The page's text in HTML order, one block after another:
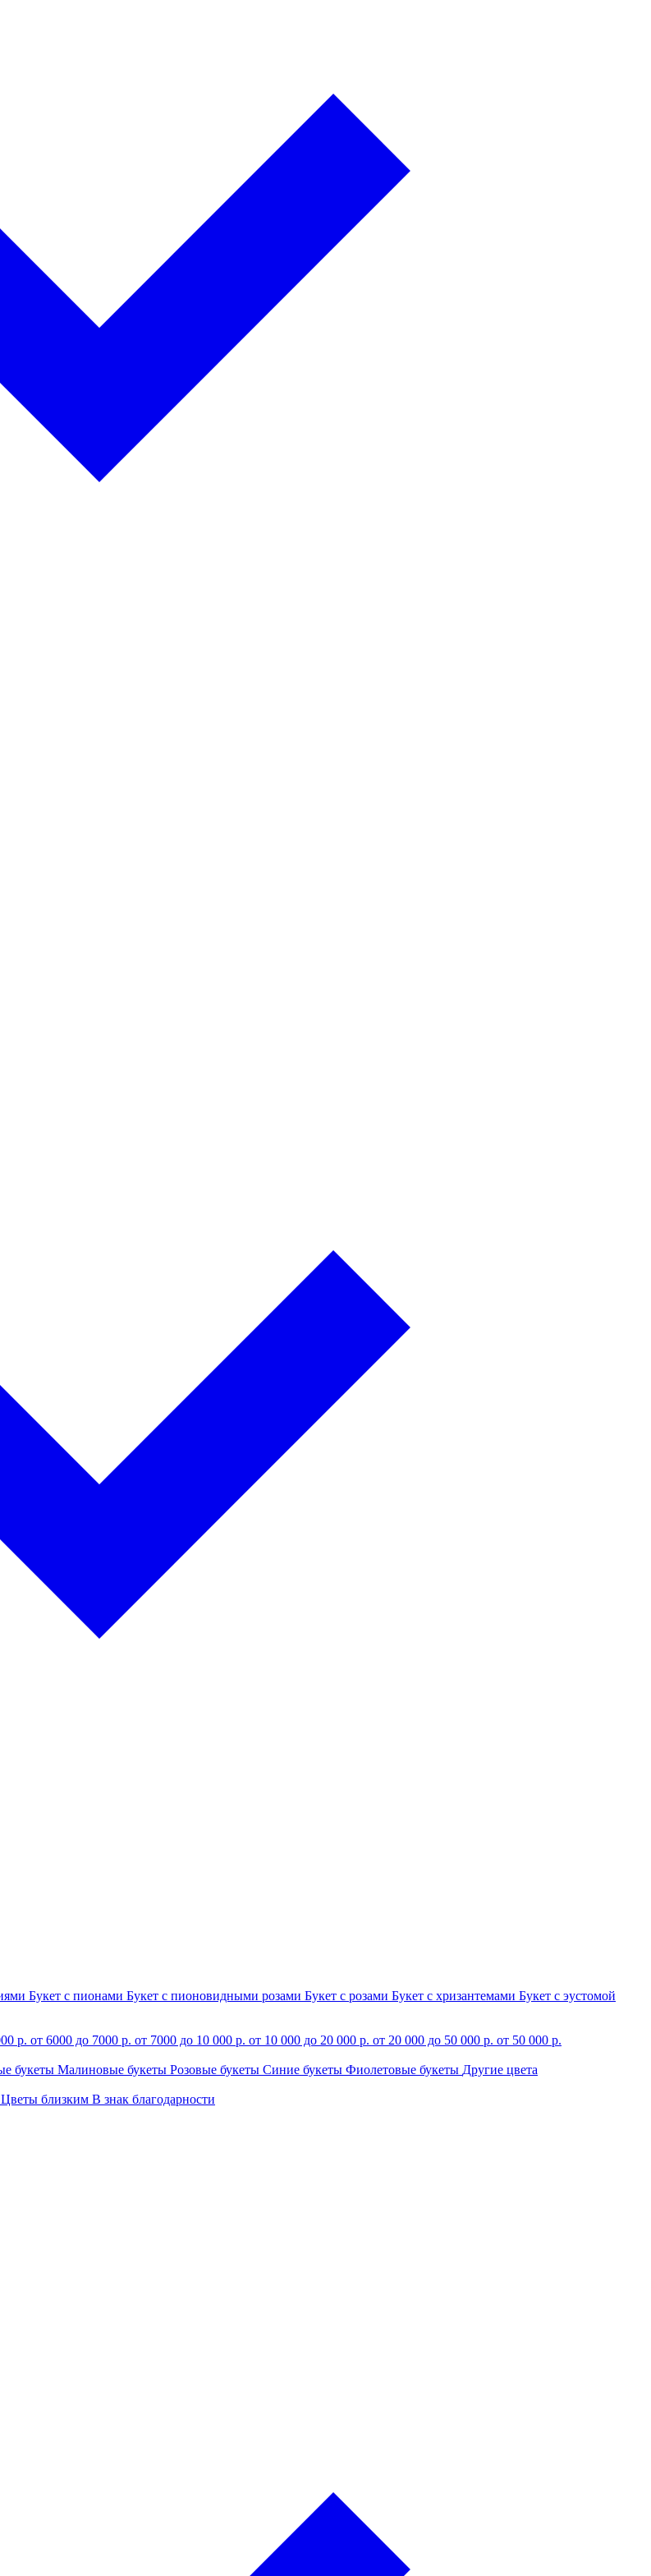
Букет с пионами Букет с пионовидными розами Букет с розами Букет с хризантемами Букет с эустомой
р. от 6000 до 7000 р. от 7000 до 10 000 р. от 10 000 до 20 000 р. от 20 000 до 50 000 р. от 50 000 р.
букеты Малиновые букеты Розовые букеты Синие букеты Фиолетовые букеты Другие цвета
Цветы близким В знак благодарности